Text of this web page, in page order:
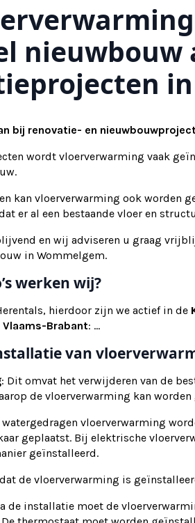
nieuwbouw
bij renovatie- en
wordt vloerverwarming vaak
kan vloerverwarming ook worden
er al een bestaande vloer en
en wij adviseren u graag
in Wommelgem.
werken wij?
hierdoor zijn we actief in de
Vlaams-Brabant: ...
van
: Dit omvat het verwijderen van de
de vloerverwarming kan
watergedragen vloerverwarming
geplaatst. Bij elektrische
geïnstalleerd.
de vloerverwarming is
de installatie moet de